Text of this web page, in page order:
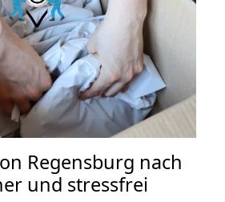
Regensburg nach
und stressfrei